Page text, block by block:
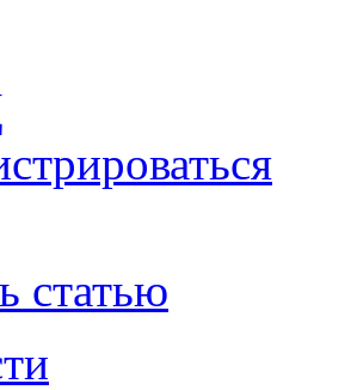
статью